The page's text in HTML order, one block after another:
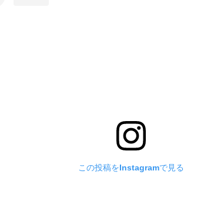
この投稿をInstagramで見る